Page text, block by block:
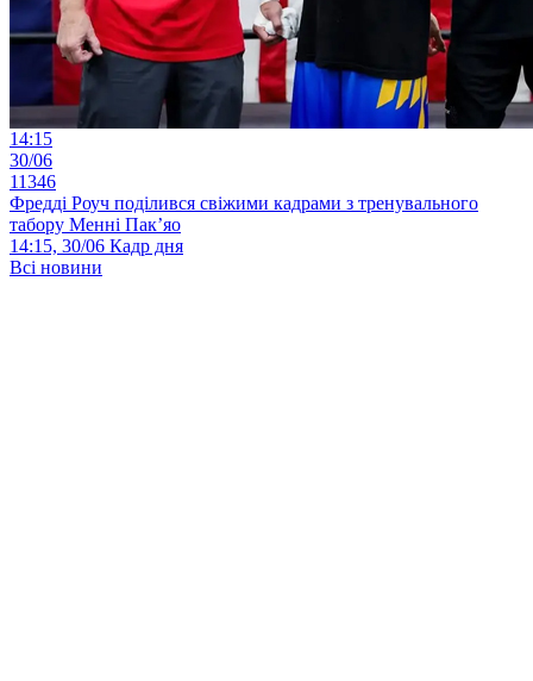
14:15
30/06
11346
Фредді Роуч поділився свіжими кадрами з тренувального
табору Менні Пак’яо
14:15, 30/06 Кадр дня
Всі новини